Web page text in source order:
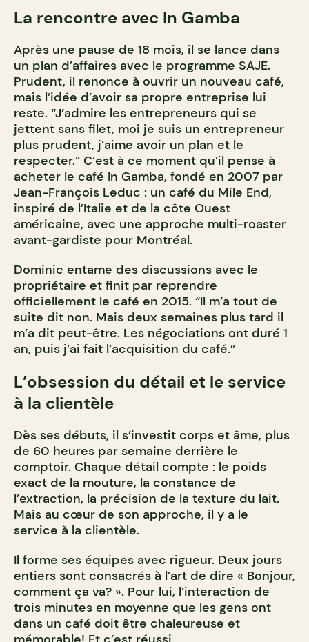
La rencontre avec In Gamba
Après une pause de 18 mois, il se lance dans
un plan d’affaires avec le programme SAJE.
Prudent, il renonce à ouvrir un nouveau café,
mais l’idée d’avoir sa propre entreprise lui
reste. “J’admire les entrepreneurs qui se
jettent sans filet, moi je suis un entrepreneur
plus prudent, j’aime avoir un plan et le
respecter.” C’est à ce moment qu’il pense à
acheter le café In Gamba, fondé en 2007 par
Jean-François Leduc : un café du Mile End,
inspiré de l’Italie et de la côte Ouest
américaine, avec une approche multi-roaster
avant-gardiste pour Montréal.
Dominic entame des discussions avec le
propriétaire et finit par reprendre
officiellement le café en 2015. “Il m’a tout de
suite dit non. Mais deux semaines plus tard il
m’a dit peut-être. Les négociations ont duré 1
an, puis j’ai fait l’acquisition du café.”
L’obsession du détail et le service
à la clientèle
Dès ses débuts, il s’investit corps et âme, plus
de 60 heures par semaine derrière le
comptoir. Chaque détail compte : le poids
exact de la mouture, la constance de
l’extraction, la précision de la texture du lait.
Mais au cœur de son approche, il y a le
service à la clientèle.
Il forme ses équipes avec rigueur. Deux jours
entiers sont consacrés à l’art de dire « Bonjour,
comment ça va? ». Pour lui, l’interaction de
trois minutes en moyenne que les gens ont
dans un café doit être chaleureuse et